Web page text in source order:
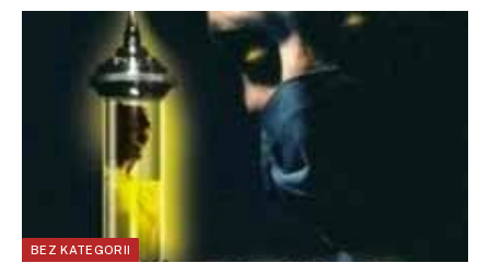
BEZ KATEGORII